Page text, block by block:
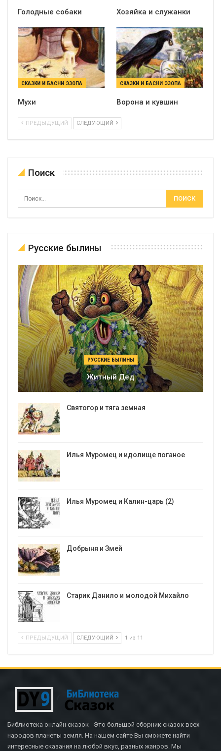
Голодные собаки Хозяйка и служанки
СКАЗКИ И БАСНИ ЭЗОПА
Мухи
СКАЗКИ И БАСНИ ЭЗОПА
Ворона и кувшин
ПРЕДЫДУЩИЙ СЛЕДУЮЩИЙ
Поиск
Русские былины
РУССКИЕ БЫЛИНЫ
Житный Дед
Святогор и тяга земная
Илья Муромец и идолище поганое
Илья Муромец и Калин-царь (2)
Добрыня и Змей
Старик Данило и молодой Михайло
ПРЕДЫДУЩИЙ СЛЕДУЮЩИЙ 1 из 11
Библиотека онлайн сказок - Это большой сборник сказок всех
народов планеты земля. На нашем сайте Вы сможете найти
интересные сказания на любой вкус, разных жанров. Мы